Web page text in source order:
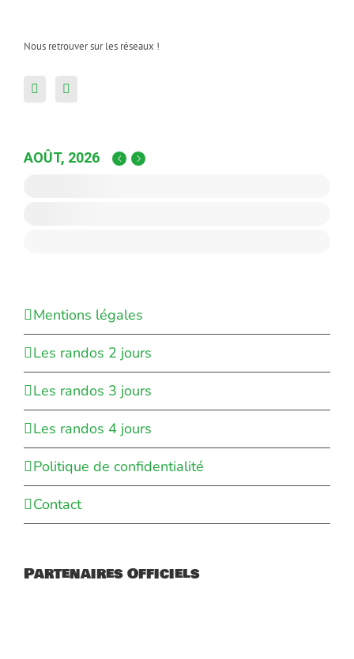
Nous retrouver sur les réseaux !
AOÛT, 2026
Mentions légales
Les randos 2 jours
Les randos 3 jours
Les randos 4 jours
Politique de confidentialité
Contact
Partenaires Officiels